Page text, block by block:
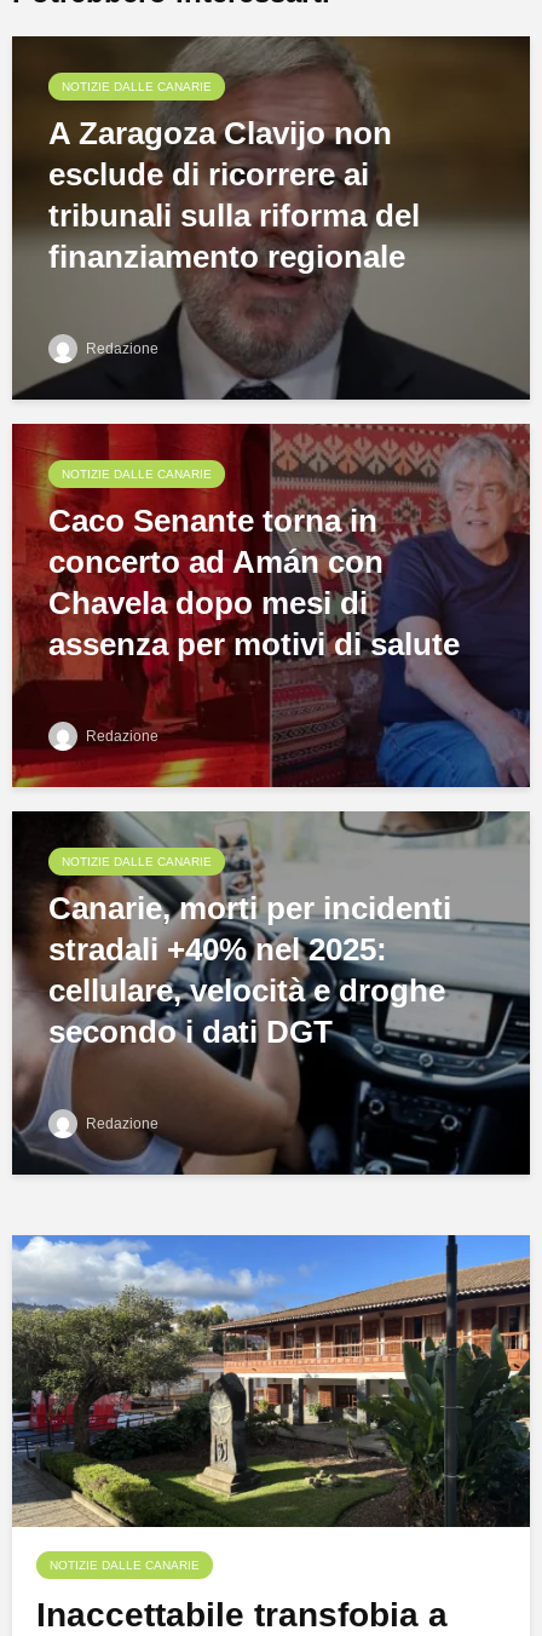
NOTIZIE DALLE CANARIE
A Zaragoza Clavijo non
esclude di ricorrere ai
tribunali sulla riforma del
finanziamento regionale
Redazione
NOTIZIE DALLE CANARIE
Caco Senante torna in
concerto ad Amán con
Chavela dopo mesi di
assenza per motivi di salute
Redazione
NOTIZIE DALLE CANARIE
Canarie, morti per incidenti
stradali +40% nel 2025:
cellulare, velocità e droghe
secondo i dati DGT
Redazione
NOTIZIE DALLE CANARIE
Inaccettabile transfobia a